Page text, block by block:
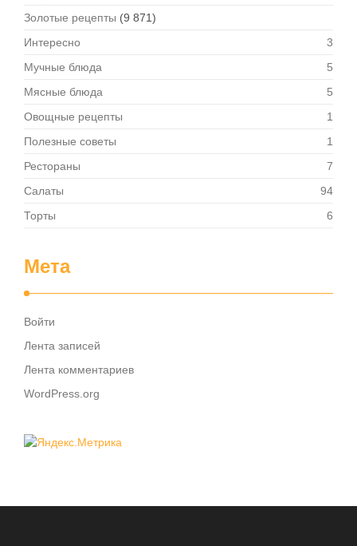
Золотые рецепты (9 871)
Интересно
3
Мучные блюда
5
Мясные блюда
5
Овощные рецепты
1
Полезные советы
1
Рестораны
7
Салаты
94
Торты
6
Мета
Войти
Лента записей
Лента комментариев
WordPress.org